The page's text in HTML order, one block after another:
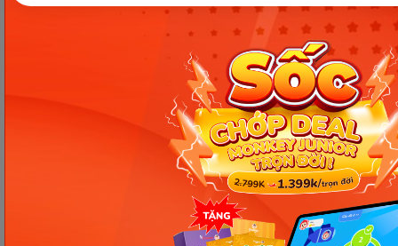
Các Bài Viết Mới Nhất
[Thảo luận] Cơn thịnh nộ (ăn
vạ) của trẻ | Kỷ luật tích cực #17